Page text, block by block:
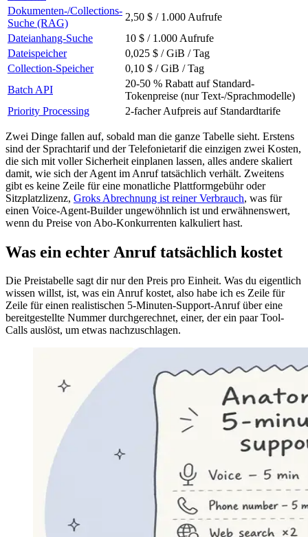
Dokumenten-/Collections-
Suche (RAG)
2,50 $ / 1.000 Aufrufe
Dateianhang-Suche
10 $ / 1.000 Aufrufe
Dateispeicher
0,025 $ / GiB / Tag
Collection-Speicher
0,10 $ / GiB / Tag
Batch API
20-50 % Rabatt auf Standard-
Tokenpreise (nur Text-/Sprachmodelle)
Priority Processing
2-facher Aufpreis auf Standardtarife
Zwei Dinge fallen auf, sobald man die ganze Tabelle sieht. Erstens
sind der Sprachtarif und der Telefonietarif die einzigen zwei Kosten,
die sich mit voller Sicherheit einplanen lassen, alles andere skaliert
damit, wie sich der Agent im Anruf tatsächlich verhält. Zweitens
gibt es keine Zeile für eine monatliche Plattformgebühr oder
Sitzplatzlizenz, Groks Abrechnung ist reiner Verbrauch, was für
einen Voice-Agent-Builder ungewöhnlich ist und erwähnenswert,
wenn du Preise von Abo-Konkurrenten kalkuliert hast.
Was ein echter Anruf tatsächlich kostet
Die Preistabelle sagt dir nur den Preis pro Einheit. Was du eigentlich
wissen willst, ist, was ein Anruf kostet, also habe ich es Zeile für
Zeile für einen realistischen 5-Minuten-Support-Anruf über eine
bereitgestellte Nummer durchgerechnet, einer, der ein paar Tool-
Calls auslöst, um etwas nachzuschlagen.